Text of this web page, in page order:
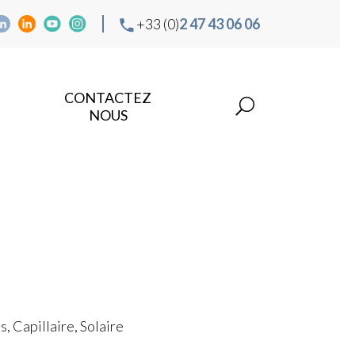
+33 (0)2 47 43 06 06
CONTACTEZ
NOUS
Capillaire, Solaire